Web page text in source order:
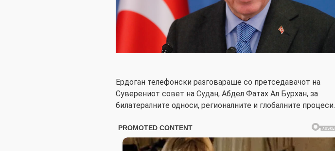
Ердоган телефонски разговараше со претседавачот на
Суверениот совет на Судан, Абдел Фатах Ал Бурхан, за
билатералните односи, регионалните и глобалните процеси.